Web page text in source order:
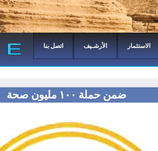
الاستثمار الأرشـيف اتصل بنا
ضمن حملة ١٠٠ مليون صحة